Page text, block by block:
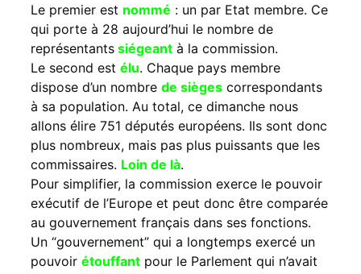
Le premier est nommé : un par Etat membre. Ce
qui porte à 28 aujourd’hui le nombre de
représentants siégeant à la commission.
Le second est élu. Chaque pays membre
dispose d’un nombre de sièges correspondants
à sa population. Au total, ce dimanche nous
allons élire 751 députés européens. Ils sont donc
plus nombreux, mais pas plus puissants que les
commissaires. Loin de là.
Pour simplifier, la commission exerce le pouvoir
exécutif de l’Europe et peut donc être comparée
au gouvernement français dans ses fonctions.
Un “gouvernement” qui a longtemps exercé un
pouvoir étouffant pour le Parlement qui n’avait